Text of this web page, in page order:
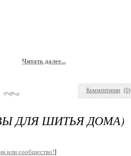
Комментарии (0)
Читать далее...
ДЛЯ ШИТЬЯ ДОМА)
или сообщество!]